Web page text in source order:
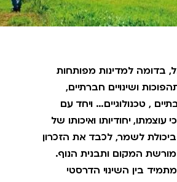
בדומה למדינות מפותחות
ושינויים חברתיים,
, טכנולוגיים… ויחד עם
יחודיותו ואיכותו של
לשמר, לכבד את הזכרון
המקום ותבנית הנוף.
בין השינוי הדרסטי